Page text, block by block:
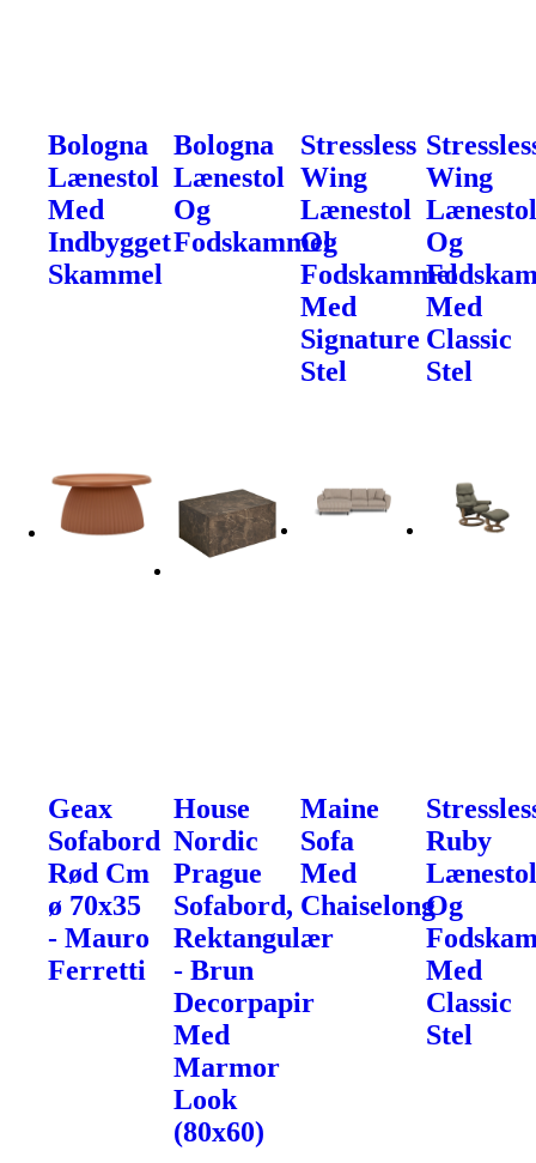
Bologna
Lænestol
Med
Indbygget
Skammel
Bologna
Lænestol
Og
Fodskammel
Stressless
Wing
Lænestol
Og
Fodskammel
Med
Signature
Stel
Wing
Og
Med
Classic
Stel
Geax
Sofabord
Rød Cm
ø 70x35
- Mauro
Ferretti
House
Nordic
Prague
Sofabord,
Rektangulær
- Brun
Decorpapir
Med
Marmor
Look
(80x60)
Maine
Sofa
Med
Chaiselong
Ruby
Og
Med
Classic
Stel